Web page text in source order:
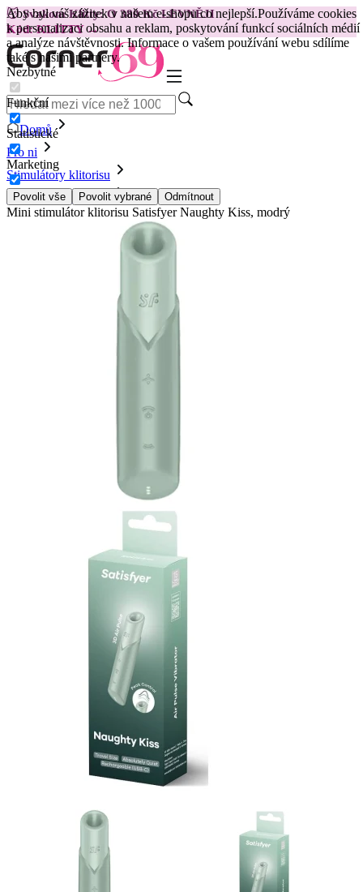
Aby byl váš zážitek v našem e-shopu co nejlepší.Používáme cookies
k personalizaci obsahu a reklam, poskytování funkcí sociálních médií
a analýze návštěvnosti. Informace o vašem používání webu sdílíme
také s našimi partnery.
Nezbytné
Funkční
Statistické
Marketing
Povolit vše Povolit vybrané Odmítnout
😽Svakom Klitty: O 380 Kč LEVNĚJI
Kód: KLITTY →
Domů
Pro ni
Stimulátory klitorisu
Vibrační stimulátory
Mini stimulátor klitorisu Satisfyer Naughty Kiss, modrý